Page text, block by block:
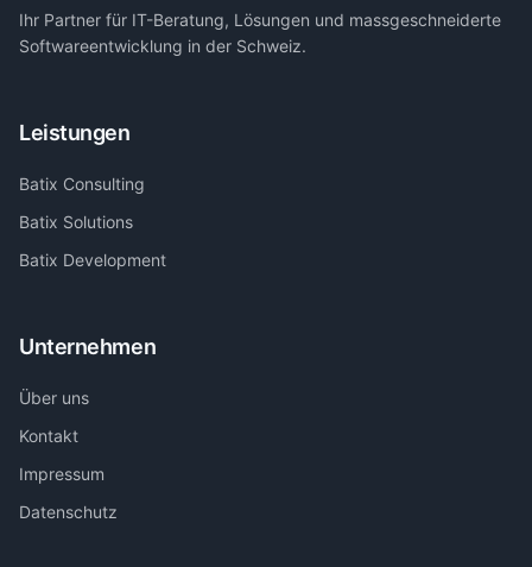
Ihr Partner für IT-Beratung, Lösungen und massgeschneiderte
Softwareentwicklung in der Schweiz.
Leistungen
Batix Consulting
Batix Solutions
Batix Development
Unternehmen
Über uns
Kontakt
Impressum
Datenschutz